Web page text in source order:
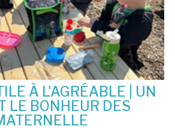
À L'AGRÉABLE | UN
LE BONHEUR DES